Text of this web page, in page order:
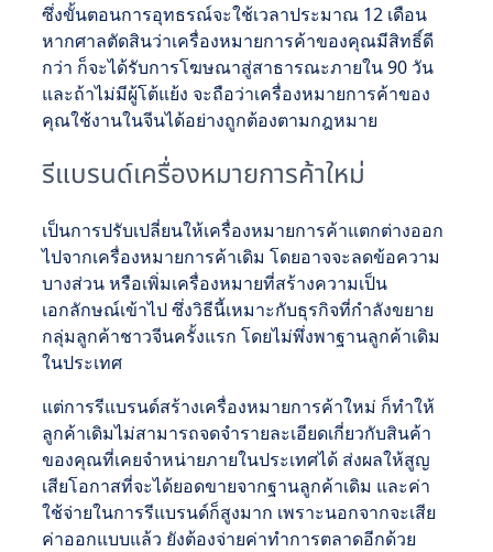
ซึ่งขั้นตอนการอุทธรณ์จะใช้เวลาประมาณ 12 เดือน
หากศาลตัดสินว่าเครื่องหมายการค้าของคุณมีสิทธิ์ดี
กว่า ก็จะได้รับการโฆษณาสู่สาธารณะภายใน 90 วัน
และถ้าไม่มีผู้โต้แย้ง จะถือว่าเครื่องหมายการค้าของ
คุณใช้งานในจีนได้อย่างถูกต้องตามกฎหมาย
รีแบรนด์เครื่องหมายการค้าใหม่
เป็นการปรับเปลี่ยนให้เครื่องหมายการค้าแตกต่างออก
ไปจากเครื่องหมายการค้าเดิม โดยอาจจะลดข้อความ
บางส่วน หรือเพิ่มเครื่องหมายที่สร้างความเป็น
เอกลักษณ์เข้าไป ซึ่งวิธีนี้เหมาะกับธุรกิจที่กำลังขยาย
กลุ่มลูกค้าชาวจีนครั้งแรก โดยไม่พึ่งพาฐานลูกค้าเดิม
ในประเทศ
แต่การรีแบรนด์สร้างเครื่องหมายการค้าใหม่ ก็ทำให้
ลูกค้าเดิมไม่สามารถจดจำรายละเอียดเกี่ยวกับสินค้า
ของคุณที่เคยจำหน่ายภายในประเทศได้ ส่งผลให้สูญ
เสียโอกาสที่จะได้ยอดขายจากฐานลูกค้าเดิม และค่า
ใช้จ่ายในการรีแบรนด์ก็สูงมาก เพราะนอกจากจะเสีย
ค่าออกแบบแล้ว ยังต้องจ่ายค่าทำการตลาดอีกด้วย